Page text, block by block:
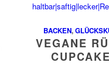
BACKEN,
VEGANE